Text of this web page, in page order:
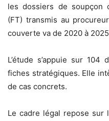
les dossiers de soupçon
(FT) transmis au
couverte va de 2020 à
L’étude s’appuie sur
fiches stratégiques. Elle
de cas concrets.
Le cadre légal repose sur